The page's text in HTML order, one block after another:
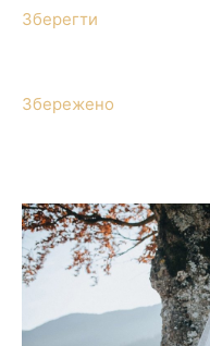
Зберегти
Збережено